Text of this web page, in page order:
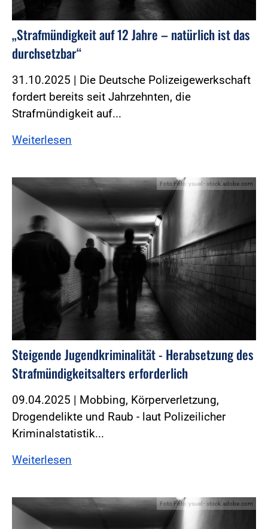
„Strafmündigkeit auf 12 Jahre – natürlich ist das
durchsetzbar“
31.10.2025 | Die Deutsche Polizeigewerkschaft
fordert bereits seit Jahrzehnten, die
Strafmündigkeit auf...
Weiterlesen
Foto:Foto: ysuel - stock.adobe.com
Steigende Jugendkriminalität - Herabsetzung des
Strafmündigkeitsalters erforderlich
09.04.2025 | Mobbing, Körperverletzung,
Drogendelikte und Raub - laut Polizeilicher
Kriminalstatistik...
Weiterlesen
Foto:Foto: ysuel - stock.adobe.com